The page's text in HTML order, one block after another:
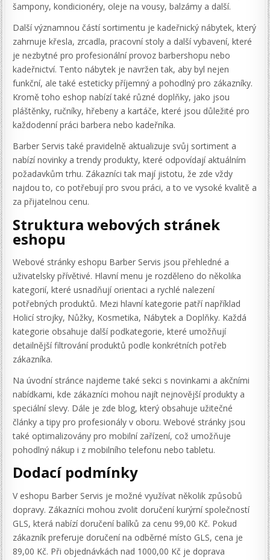
šampony, kondicionéry, oleje na vousy, balzámy a další.
Další významnou částí sortimentu je kadeřnický nábytek, který
zahrnuje křesla, zrcadla, pracovní stoly a další vybavení, které
je nezbytné pro profesionální provoz barbershopu nebo
kadeřnictví. Tento nábytek je navržen tak, aby byl nejen
funkční, ale také esteticky příjemný a pohodlný pro zákazníky.
Kromě toho eshop nabízí také různé doplňky, jako jsou
pláštěnky, ručníky, hřebeny a kartáče, které jsou důležité pro
každodenní práci barbera nebo kadeřníka.
Barber Servis také pravidelně aktualizuje svůj sortiment a
nabízí novinky a trendy produkty, které odpovídají aktuálním
požadavkům trhu. Zákazníci tak mají jistotu, že zde vždy
najdou to, co potřebují pro svou práci, a to ve vysoké kvalitě a
za přijatelnou cenu.
Struktura webových stránek
eshopu
Webové stránky eshopu Barber Servis jsou přehledné a
uživatelsky přívětivé. Hlavní menu je rozděleno do několika
kategorií, které usnadňují orientaci a rychlé nalezení
potřebných produktů. Mezi hlavní kategorie patří například
Holicí strojky, Nůžky, Kosmetika, Nábytek a Doplňky. Každá
kategorie obsahuje další podkategorie, které umožňují
detailnější filtrování produktů podle konkrétních potřeb
zákazníka.
Na úvodní stránce najdeme také sekci s novinkami a akčními
nabídkami, kde zákazníci mohou najít nejnovější produkty a
speciální slevy. Dále je zde blog, který obsahuje užitečné
články a tipy pro profesionály v oboru. Webové stránky jsou
také optimalizovány pro mobilní zařízení, což umožňuje
pohodlný nákup i z mobilního telefonu nebo tabletu.
Dodací podmínky
V eshopu Barber Servis je možné využívat několik způsobů
dopravy. Zákazníci mohou zvolit doručení kurýrní společností
GLS, která nabízí doručení balíků za cenu 99,00 Kč. Pokud
zákazník preferuje doručení na odběrné místo GLS, cena je
89,00 Kč. Při objednávkách nad 1000,00 Kč je doprava